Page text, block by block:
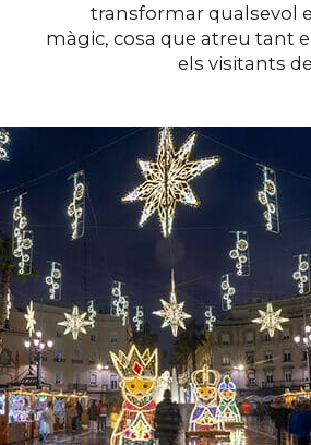
transformar qualsevol
màgic, cosa que atreu tant
els visitants